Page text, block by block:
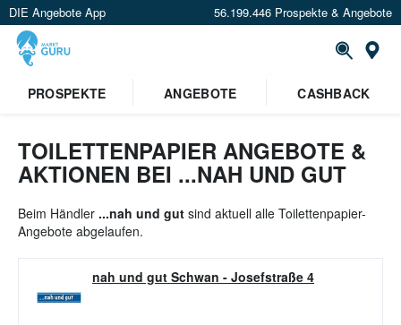
DIE Angebote App 56.199.446 Prospekte & Angebote
Standort festlegen
PROSPEKTE ANGEBOTE CASHBACK
TOILETTENPAPIER ANGEBOTE &
AKTIONEN BEI ...NAH UND GUT
Beim Händler ...nah und gut sind aktuell alle Toilettenpapier-
Angebote abgelaufen.
nah und gut Schwan - Josefstraße 4